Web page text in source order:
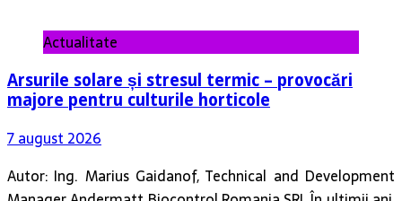
Actualitate
Arsurile solare și stresul termic – provocări
majore pentru culturile horticole
7 august 2026
Autor: Ing. Marius Gaidanof, Technical and Development